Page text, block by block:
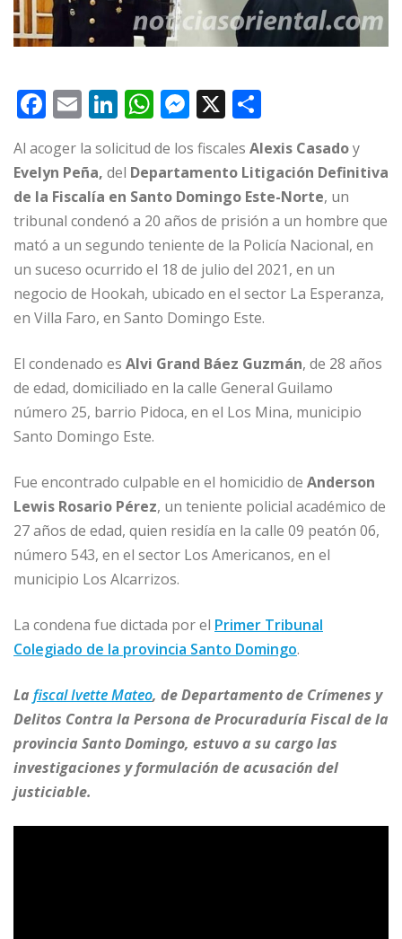
F
c
e
b
o
o
k
E
m
ai
l
Li
n
k
e
dI
n
W
h
at
s
A
p
p
M
e
ss
e
n
g
e
r
X
o
m
p
ar
ti
r
Al acoger la solicitud de los fiscales Alexis Casadoy
Evelyn Peña, del Departamento Litigación Definitiva
de la Fiscalía en Santo Domingo Este-Norte, un
tribunal condenó a 20 años de prisión a un hombre que
mató a un segundo teniente de la Policía Nacional, en
un suceso ocurrido el 18 de julio del 2021, en un
negocio de Hookah, ubicado en el sector La Esperanza,
en Villa Faro, en Santo Domingo Este.
El condenado es Alvi Grand Báez Guzmán, de 28 años
de edad, domiciliado en la calle General Guilamo
número 25, barrio Pidoca, en el Los Mina, municipio
Santo Domingo Este.
Fue encontrado culpable en el homicidio de Anderson
Lewis Rosario Pérez, un teniente policial académico de
27 años de edad, quien residía en la calle 09 peatón 06,
número 543, en el sector Los Americanos, en el
municipio Los Alcarrizos.
La condena fue dictada por el Primer Tribunal
Colegiado de la provincia Santo Domingo.
La fiscal Ivette Mateo, de Departamento de Crímenes y
Delitos Contra la Persona de Procuraduría Fiscal de la
provincia Santo Domingo, estuvo a su cargo las
investigaciones y formulación de acusación del
justiciable.